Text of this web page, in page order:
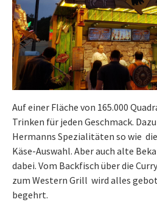
Auf einer Fläche von 165.000
Trinken für jeden Geschmack.
Hermanns Spezialitäten so wie
Käse-Auswahl. Aber auch alte
dabei. Vom Backfisch über die
zum Western Grill wird alles
begehrt.